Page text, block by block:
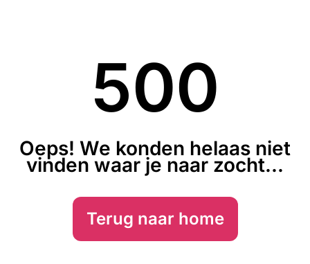
500
Oeps! We konden helaas niet
vinden waar je naar zocht...
Terug naar home